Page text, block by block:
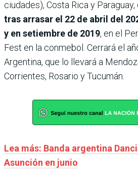
ciudades), Costa Rica y Paraguay,
tras arrasar el 22 de abril del
y en setiembre de 2019, en el
Fest en la conmebol. Cerrará el
Argentina, que lo llevará a
Corrientes, Rosario y Tucumán.
Lea más: Banda argentina
Asunción en junio